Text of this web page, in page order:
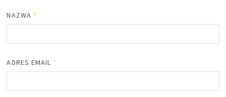
NAZWA *
ADRES EMAIL *